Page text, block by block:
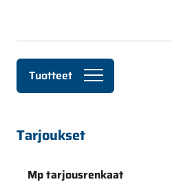
Tuotteet
Tarjoukset
Mp tarjousrenkaat